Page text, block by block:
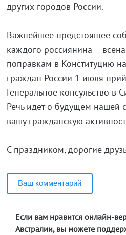
других городов России.
Важнейшее предстоящее
каждого россиянина –
поправкам в Конституцию
граждан России 1 июля
Генеральное консульство в
Речь идёт о будущем нашей
вашу гражданскую
С праздником, дорогие
Ваш комментарий
Если вам нравится онлайн-
Австралии, вы можете